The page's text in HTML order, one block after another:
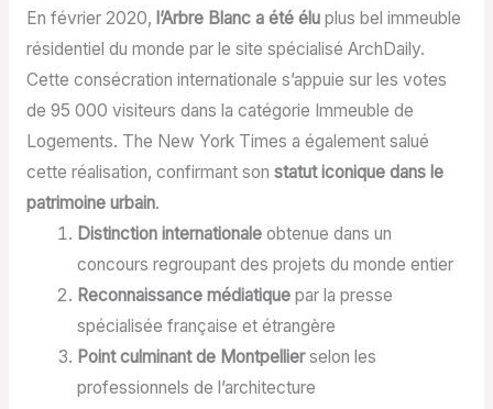
En février 2020, l’Arbre Blanc a été éluplus bel immeuble
résidentiel du monde par le site spécialisé ArchDaily.
Cette consécration internationale s’appuie sur les votes
de 95 000 visiteurs dans la catégorie Immeuble de
Logements. The New York Times a également salué
cette réalisation, confirmant son statut iconique dans le
patrimoine urbain.
Distinction internationale obtenue dans un
concours regroupant des projets du monde entier
Reconnaissance médiatique par la presse
spécialisée française et étrangère
Point culminant de Montpellierselon les
professionnels de l’architecture